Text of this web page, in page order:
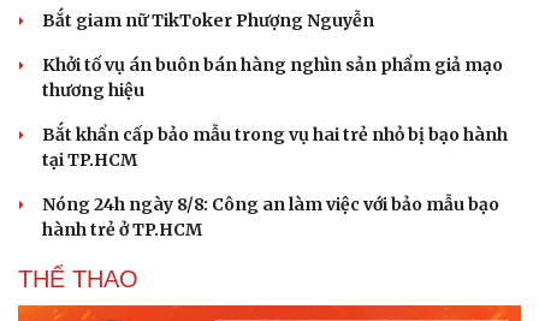
Bắt giam nữ TikToker Phượng Nguyễn
Khởi tố vụ án buôn bán hàng nghìn sản phẩm giả mạo
thương hiệu
Bắt khẩn cấp bảo mẫu trong vụ hai trẻ nhỏ bị bạo hành
tại TP.HCM
Nóng 24h ngày 8/8: Công an làm việc với bảo mẫu bạo
hành trẻ ở TP.HCM
THỂ THAO